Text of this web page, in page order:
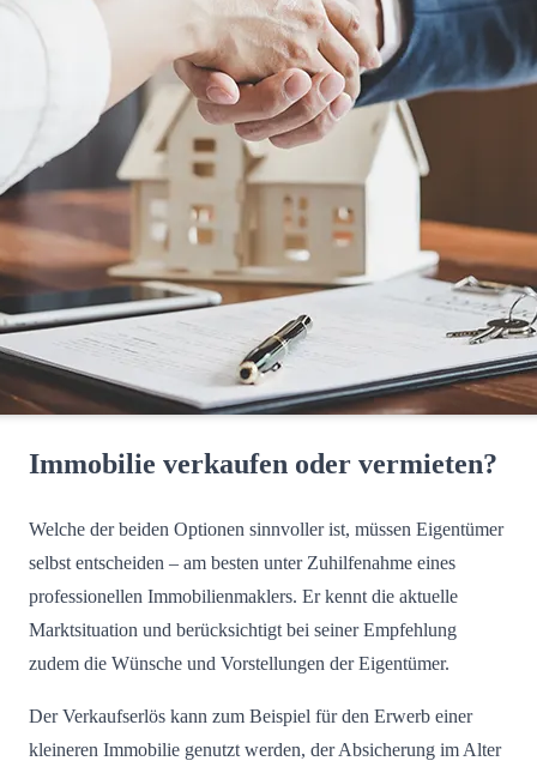
Immobilie verkaufen oder vermieten?
Welche der beiden Optionen sinnvoller ist, müssen Eigentümer
selbst entscheiden – am besten unter Zuhilfenahme eines
professionellen Immobilienmaklers. Er kennt die aktuelle
Marktsituation und berücksichtigt bei seiner Empfehlung
zudem die Wünsche und Vorstellungen der Eigentümer.
Der Verkaufserlös kann zum Beispiel für den Erwerb einer
kleineren Immobilie genutzt werden, der Absicherung im Alter